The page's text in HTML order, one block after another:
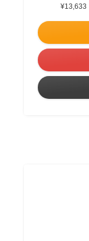
¥13,633